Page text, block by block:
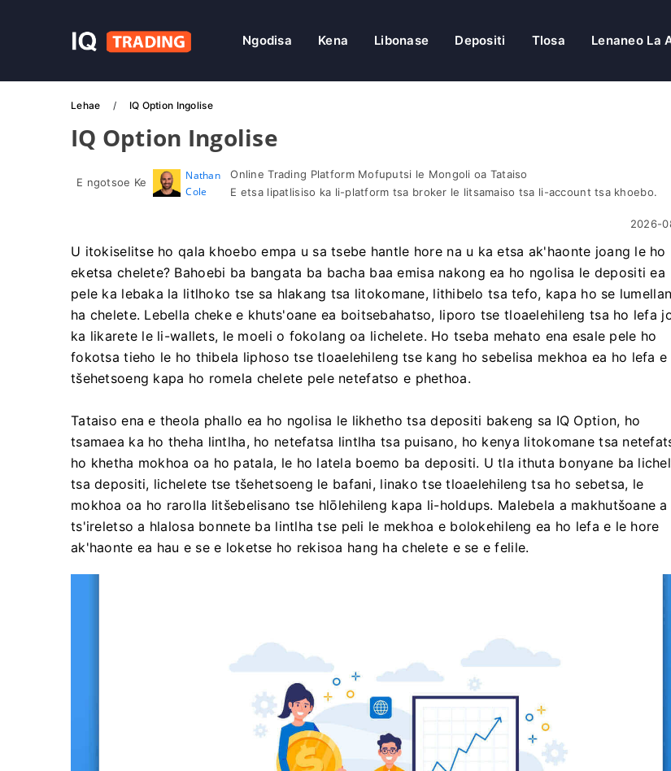
Ngodisa Kena Libonase Depositi Tlosa Lenaneo La
Lehae IQ Option Ingolise
IQ Option Ingolise
E ngotsoe Ke
Nathan
Cole
Online Trading Platform Mofuputsi le Mongoli oa Tataiso
E etsa lipatlisiso ka li-platform tsa broker le litsamaiso tsa li-account tsa khoebo.
2026-
U itokiselitse ho qala khoebo empa u sa tsebe hantle hore na u ka etsa ak'haonte joang le ho
eketsa chelete? Bahoebi ba bangata ba bacha baa emisa nakong ea ho ngolisa le depositi ea
pele ka lebaka la litlhoko tse sa hlakang tsa litokomane, lithibelo tsa tefo, kapa ho se
ha chelete. Lebella cheke e khuts'oane ea boitsebahatso, liporo tse tloaelehileng tsa ho lefa
ka likarete le li-wallets, le moeli o fokolang oa lichelete. Ho tseba mehato ena esale pele ho
fokotsa tieho le ho thibela liphoso tse tloaelehileng tse kang ho sebelisa mekhoa ea ho lefa e
tšehetsoeng kapa ho romela chelete pele netefatso e phethoa.
Tataiso ena e theola phallo ea ho ngolisa le likhetho tsa depositi bakeng sa IQ Option, ho
tsamaea ka ho theha lintlha, ho netefatsa lintlha tsa puisano, ho kenya litokomane tsa
ho khetha mokhoa oa ho patala, le ho latela boemo ba depositi. U tla ithuta bonyane ba
tsa depositi, lichelete tse tšehetsoeng le bafani, linako tse tloaelehileng tsa ho sebetsa, le
mokhoa oa ho rarolla litšebelisano tse hlōlehileng kapa li-holdups. Malebela a makhutšoane a
ts'ireletso a hlalosa bonnete ba lintlha tse peli le mekhoa e bolokehileng ea ho lefa e le hore
ak'haonte ea hau e se e loketse ho rekisoa hang ha chelete e se e felile.